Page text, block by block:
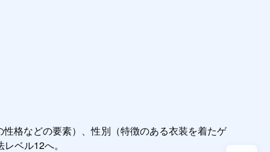
格などの要素）、性別（特徴のある衣装を着たゲ
ベル12へ。